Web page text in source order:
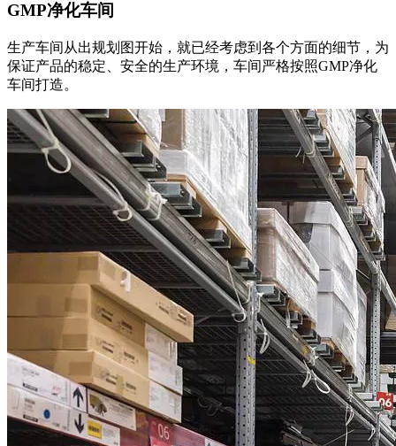
GMP净化车间
生产车间从出规划图开始，就已经考虑到各个方面的细节，为
保证产品的稳定、安全的生产环境，车间严格按照GMP净化
车间打造。